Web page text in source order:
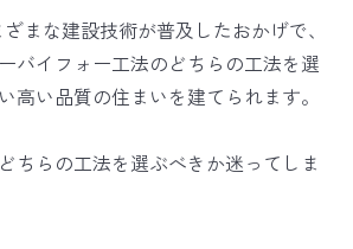
まな建設技術が普及したおかげで、
バイフォー工法のどちらの工法を選
高い品質の住まいを建てられます。
ちらの工法を選ぶべきか迷ってしま